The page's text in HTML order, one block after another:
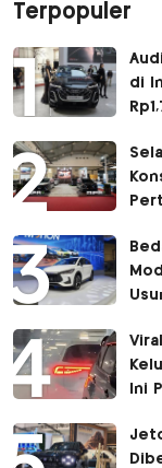
Terpopuler
di
Ini